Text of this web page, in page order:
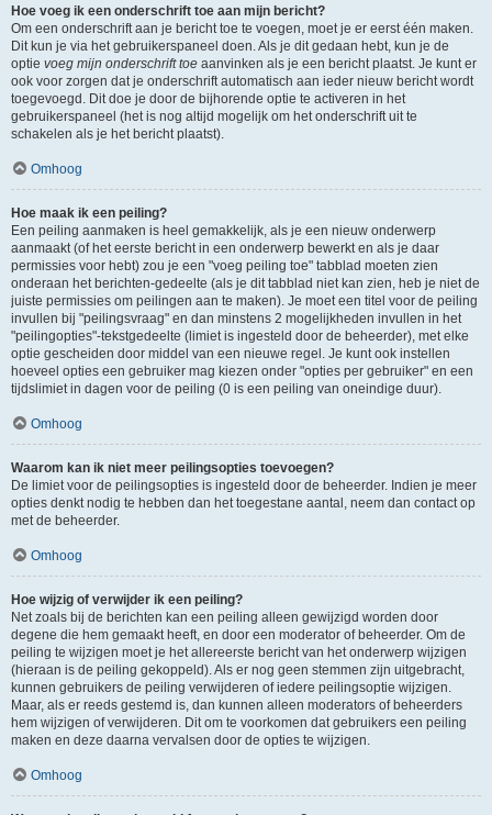
Hoe voeg ik een onderschrift toe aan mijn bericht?
Om een onderschrift aan je bericht toe te voegen, moet je er eerst één maken.
Dit kun je via het gebruikerspaneel doen. Als je dit gedaan hebt, kun je de
optie voeg mijn onderschrift toe aanvinken als je een bericht plaatst. Je kunt er
ook voor zorgen dat je onderschrift automatisch aan ieder nieuw bericht wordt
toegevoegd. Dit doe je door de bijhorende optie te activeren in het
gebruikerspaneel (het is nog altijd mogelijk om het onderschrift uit te
schakelen als je het bericht plaatst).
Omhoog
Hoe maak ik een peiling?
Een peiling aanmaken is heel gemakkelijk, als je een nieuw onderwerp
aanmaakt (of het eerste bericht in een onderwerp bewerkt en als je daar
permissies voor hebt) zou je een "voeg peiling toe" tabblad moeten zien
onderaan het berichten-gedeelte (als je dit tabblad niet kan zien, heb je niet de
juiste permissies om peilingen aan te maken). Je moet een titel voor de peiling
invullen bij "peilingsvraag" en dan minstens 2 mogelijkheden invullen in het
"peilingopties"-tekstgedeelte (limiet is ingesteld door de beheerder), met elke
optie gescheiden door middel van een nieuwe regel. Je kunt ook instellen
hoeveel opties een gebruiker mag kiezen onder "opties per gebruiker" en een
tijdslimiet in dagen voor de peiling (0 is een peiling van oneindige duur).
Omhoog
Waarom kan ik niet meer peilingsopties toevoegen?
De limiet voor de peilingsopties is ingesteld door de beheerder. Indien je meer
opties denkt nodig te hebben dan het toegestane aantal, neem dan contact op
met de beheerder.
Omhoog
Hoe wijzig of verwijder ik een peiling?
Net zoals bij de berichten kan een peiling alleen gewijzigd worden door
degene die hem gemaakt heeft, en door een moderator of beheerder. Om de
peiling te wijzigen moet je het allereerste bericht van het onderwerp wijzigen
(hieraan is de peiling gekoppeld). Als er nog geen stemmen zijn uitgebracht,
kunnen gebruikers de peiling verwijderen of iedere peilingsoptie wijzigen.
Maar, als er reeds gestemd is, dan kunnen alleen moderators of beheerders
hem wijzigen of verwijderen. Dit om te voorkomen dat gebruikers een peiling
maken en deze daarna vervalsen door de opties te wijzigen.
Omhoog